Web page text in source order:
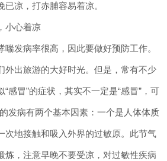
凉，打赤脯容易着凉。
心着凉
发病率很高，因此要做好预防工作。
外出旅游的大好时光。但是，常有不少
感冒”的症状，其实不一定是“感冒”，可
的发病有两个基本因素：一个是人体体质
次地接触和吸入外界的过敏原。此节气
炼，注意早晚不要受凉，对过敏性疾病